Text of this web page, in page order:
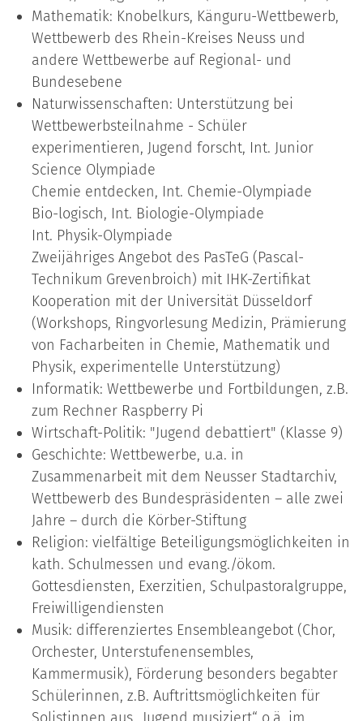
Mathematik: Knobelkurs, Känguru-Wettbewerb,
Wettbewerb des Rhein-Kreises Neuss und
andere Wettbewerbe auf Regional- und
Bundesebene
Naturwissenschaften: Unterstützung bei
Wettbewerbsteilnahme - Schüler
experimentieren, Jugend forscht, Int. Junior
Science Olympiade
Chemie entdecken, Int. Chemie-Olympiade
Bio-logisch, Int. Biologie-Olympiade
Int. Physik-Olympiade
Zweijähriges Angebot des PasTeG (Pascal-
Technikum Grevenbroich) mit IHK-Zertifikat
Kooperation mit der Universität Düsseldorf
(Workshops, Ringvorlesung Medizin, Prämierung
von Facharbeiten in Chemie, Mathematik und
Physik, experimentelle Unterstützung)
Informatik: Wettbewerbe und Fortbildungen, z.B.
zum Rechner Raspberry Pi
Wirtschaft-Politik: "Jugend debattiert" (Klasse 9)
Geschichte: Wettbewerbe, u.a. in
Zusammenarbeit mit dem Neusser Stadtarchiv,
Wettbewerb des Bundespräsidenten – alle zwei
Jahre – durch die Körber-Stiftung
Religion: vielfältige Beteiligungsmöglichkeiten in
kath. Schulmessen und evang./ökom.
Gottesdiensten, Exerzitien, Schulpastoralgruppe,
Freiwilligendiensten
Musik: differenziertes Ensembleangebot (Chor,
Orchester, Unterstufenensembles,
Kammermusik), Förderung besonders begabter
Schülerinnen, z.B. Auftrittsmöglichkeiten für